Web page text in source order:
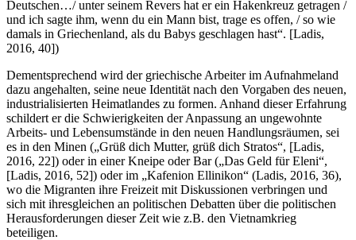
Deutschen…/ unter seinem Revers hat er ein Hakenkreuz getragen /
und ich sagte ihm, wenn du ein Mann bist, trage es offen, / so wie
damals in Griechenland, als du Babys geschlagen hast“. [Ladis,
2016, 40])
Dementsprechend wird der griechische Arbeiter im Aufnahmeland
dazu angehalten, seine neue Identität nach den Vorgaben des neuen,
industrialisierten Heimatlandes zu formen. Anhand dieser Erfahrung
schildert er die Schwierigkeiten der Anpassung an ungewohnte
Arbeits- und Lebensumstände in den neuen Handlungsräumen, sei
es in den Minen („Grüß dich Mutter, grüß dich Stratos“, [Ladis,
2016, 22]) oder in einer Kneipe oder Bar („Das Geld für Eleni“,
[Ladis, 2016, 52]) oder im „Kafenion Ellinikon“ (Ladis, 2016, 36),
wo die Migranten ihre Freizeit mit Diskussionen verbringen und
sich mit ihresgleichen an politischen Debatten über die politischen
Herausforderungen dieser Zeit wie z.B. den Vietnamkrieg
beteiligen.